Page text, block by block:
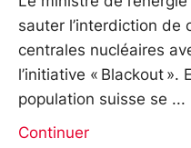
sauter l’interdiction de
centrales nucléaires
l’initiative « Blackout ».
population suisse se
Continuer